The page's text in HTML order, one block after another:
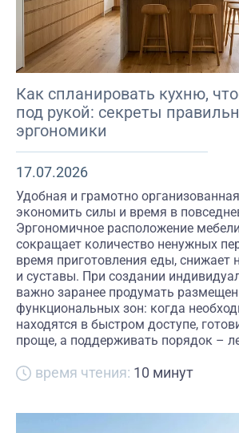
Как спланировать кухню,
под рукой: секреты
эргономики
17.07.2026
Удобная и грамотно
экономить силы и время в
Эргономичное расположение
сокращает количество ненужных
время приготовления еды, снижает
и суставы. При создании
важно заранее продумать
функциональных зон: когда
находятся в быстром доступе,
проще, а поддерживать порядок –
время чтения: 10 минут